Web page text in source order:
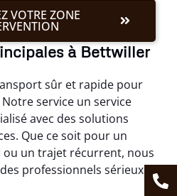
VOTRE ZONE
à Bettwiller
sûr et rapide pour
service un service
avec des solutions
Que ce soit pour un
un trajet récurrent, nous
professionnels sérieux à